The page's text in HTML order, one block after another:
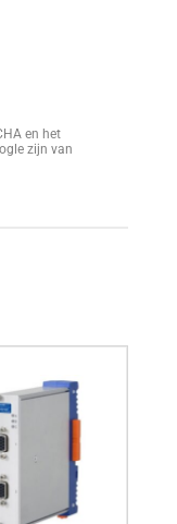
en het
zijn van